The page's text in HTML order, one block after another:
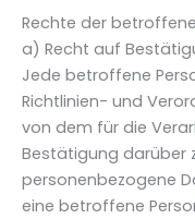
Rechte der
a) Recht auf
Jede betroffene
Richtlinien- und
von dem für die
Bestätigung darüber
personenbezogene
eine betroffene